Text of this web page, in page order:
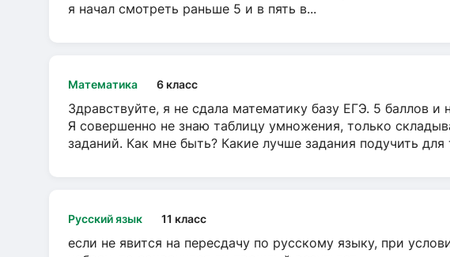
я начал смотреть раньше 5 и в пять в...
Математика 6 класс
Здравствуйте, я не сдала математику базу ЕГЭ. 5 баллов и
Я совершенно не знаю таблицу умножения, только
заданий. Как мне быть? Какие лучше задания подучить
Русский язык 11 класс
если не явится на пересдачу по русскому языку, при